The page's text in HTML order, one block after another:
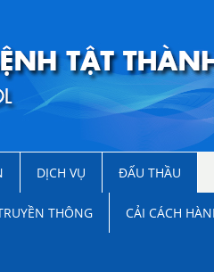
DỊCH VỤ ĐẤU THẦU
THÔNG CẢI CÁCH